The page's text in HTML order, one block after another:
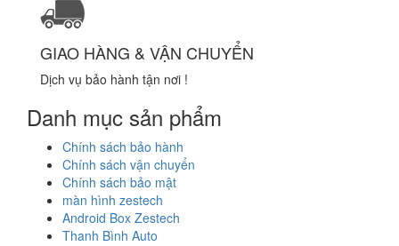
GIAO HÀNG & VẬN CHUYỂN
Dịch vụ bảo hành tận nơi !
Danh mục sản phẩm
Chính sách bảo hành
Chính sách vận chuyển
Chính sách bảo mật
màn hình zestech
Android Box Zestech
Thanh Bình Auto